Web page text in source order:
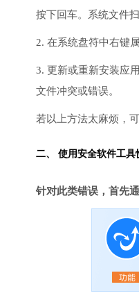
按下回车。系统文件
2. 在系统盘符中右键
3. 更新或重新安装应
文件冲突或错误。
若以上方法太麻烦，
二、 使用安全软件工具
针对此类错误，首先